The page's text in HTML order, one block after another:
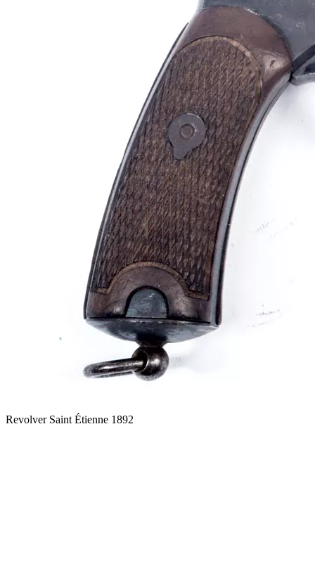
Revolver Saint Étienne 1892